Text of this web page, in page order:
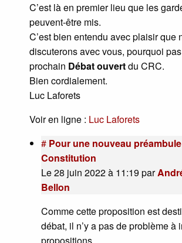
C’est là en premier lieu que les
peuvent-être mis.
C’est bien entendu avec plaisir que
discuterons avec vous, pourquoi pas
prochain Débat ouvertdu CRC.
Bien cordialement.
Luc Laforets
Voir en ligne : Luc Laforets
# Pour une nouveau
Constitution
Le 28 juin 2022 à 11:19 par
Bellon
Comme cette proposition est
débat, il n’y a pas de problème à